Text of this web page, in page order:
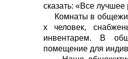
сказать: «Все лучшее
Комнаты в
х человек,
инвентарем. В
помещение для